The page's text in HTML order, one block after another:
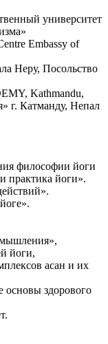
университет
Embassy of
Неру, Посольство
Kathmandu,
г. Катманду, Непал
философии йоги
практика йоги».
йоги,
асан и их
основы здорового